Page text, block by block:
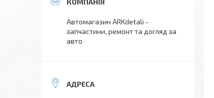
Автомагазин ARKdetali -
запчастини, ремонт та догляд за
авто